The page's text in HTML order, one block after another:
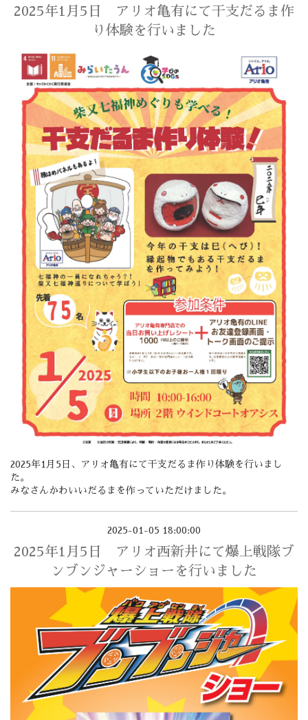
2025年1月5日 アリオ亀有にて干支だるま作
り体験を行いました
2025年1月5日、アリオ亀有にて干支だるま作り体験を行いまし
た。
みなさんかわいいだるまを作っていただけました。
2025-01-05 18:00:00
2025年1月5日 アリオ西新井にて爆上戦隊ブ
ンブンジャーショーを行いました